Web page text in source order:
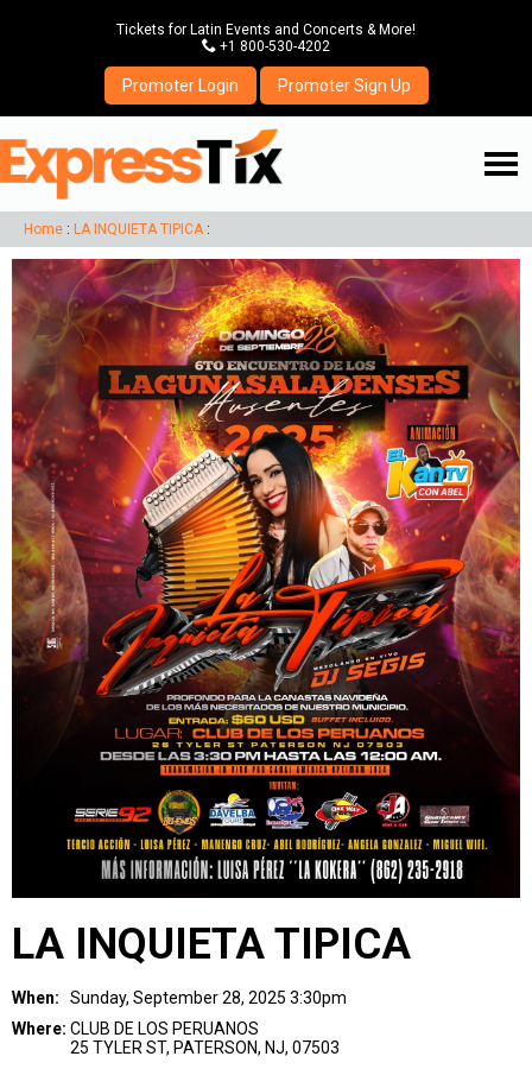
Tickets for Latin Events and Concerts & More!
P +1 800-530-4202
Promoter Login Promoter Sign Up
☰
Home : LA INQUIETA TIPICA :
LA INQUIETA TIPICA
When:
Sunday, September 28, 2025 3:30pm
Where: CLUB DE LOS PERUANOS
25 TYLER ST, PATERSON, NJ, 07503